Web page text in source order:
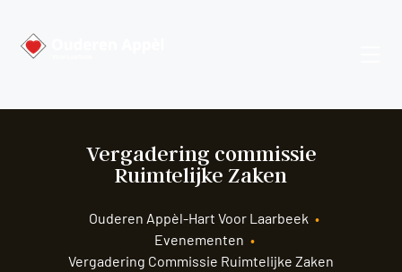
Vergadering commissie
Ruimtelijke Zaken
Ouderen Appèl-Hart Voor Laarbeek •
Evenementen •
Vergadering Commissie Ruimtelijke Zaken